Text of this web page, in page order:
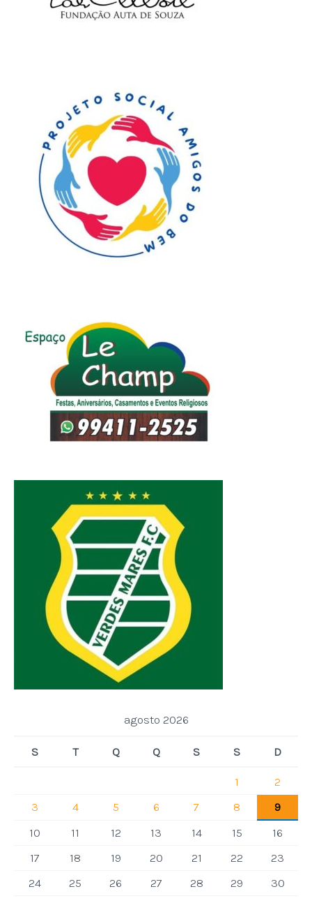
agosto 2026
S T Q Q S S D
1
2
3
4 5 6 7 8
9
10
11 12 13 14 15
16
17
18 19 20 21 22
23
24
25 26 27 28 29
30